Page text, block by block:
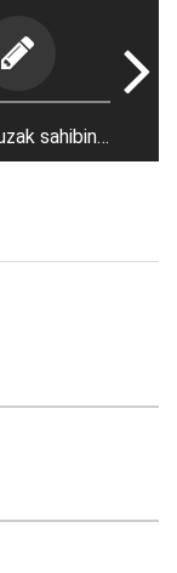
sahibini